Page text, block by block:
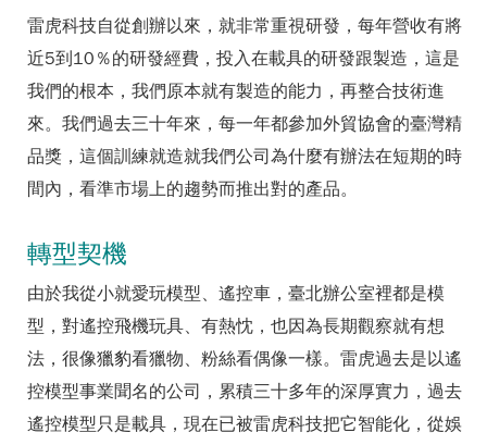
雷虎科技自從創辦以來，就非常重視研發，每年營收有將
近5到10％的研發經費，投入在載具的研發跟製造，這是
我們的根本，我們原本就有製造的能力，再整合技術進
來。我們過去三十年來，每一年都參加外貿協會的臺灣精
品獎，這個訓練就造就我們公司為什麼有辦法在短期的時
間內，看準市場上的趨勢而推出對的產品。
轉型契機
由於我從小就愛玩模型、遙控車，臺北辦公室裡都是模
型，對遙控飛機玩具、有熱忱，也因為長期觀察就有想
法，很像獵豹看獵物、粉絲看偶像一樣。雷虎過去是以遙
控模型事業聞名的公司，累積三十多年的深厚實力，過去
遙控模型只是載具，現在已被雷虎科技把它智能化，從娛